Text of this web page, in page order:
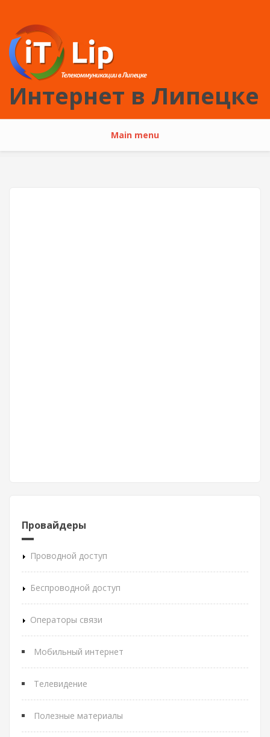
Интернет в Липецке
Main menu
Провайдеры
Проводной доступ
Беспроводной доступ
Операторы связи
Мобильный интернет
Телевидение
Полезные материалы